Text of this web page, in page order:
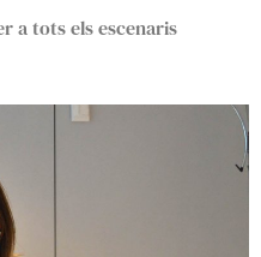
a tots els escenaris